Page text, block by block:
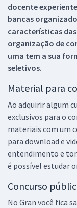
docente
bancas
características
organização de
uma tem a sua
seletivos.
Material para
Ao adquirir algum
exclusivos para o
materiais com um
para download e
entendimento e
é possível estudar
Concurso
No Gran você fica